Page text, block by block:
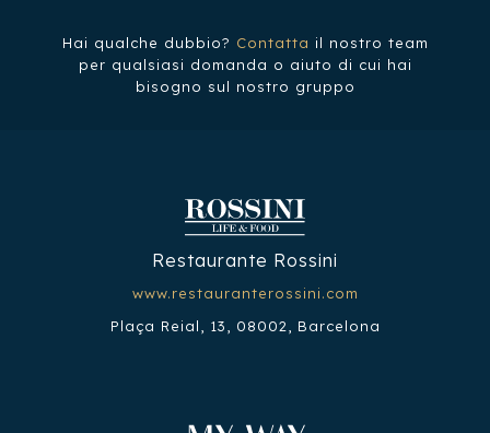
Hai qualche dubbio? Contatta il nostro team
per qualsiasi domanda o aiuto di cui hai
bisogno sul nostro gruppo
Restaurante Rossini
www.restauranterossini.com
Plaça Reial, 13, 08002, Barcelona